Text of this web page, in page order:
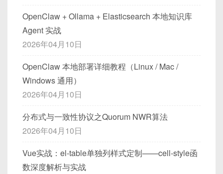
OpenClaw + Ollama + Elasticsearch 本地知识库
Agent 实战
2026年04月10日
OpenClaw 本地部署详细教程（Linux / Mac /
Windows 通用）
2026年04月10日
分布式与一致性协议之Quorum NWR算法
2026年04月10日
Vue实战：el-table单独列样式定制——cell-style函
数深度解析与实战